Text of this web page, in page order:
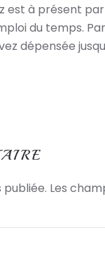
est à présent
du temps.
dépensée
Les